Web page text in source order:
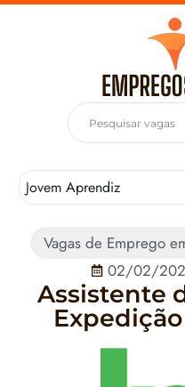
Jovem Aprendiz
Vagas de Emprego
02/02/
Assistente